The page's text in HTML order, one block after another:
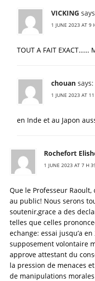
VICKING
1 JUNE 2023 AT 9
TOUT A FAIT
chouan says:
1 JUNE 2023 AT
en Inde et au Japon
Rochefort
1 JUNE 2023 AT 7 H
Que le Professeur
au public! Nous serons
soutenir,grace a des
telles que celles
echange: essai jusqu’a
supposement volontaire
approve attestant du
la pression de menaces
de manipulations